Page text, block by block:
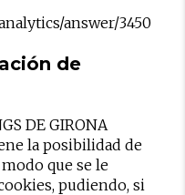
answer/3450
de
DE GIRONA
la posibilidad de
que se le
pudiendo, si